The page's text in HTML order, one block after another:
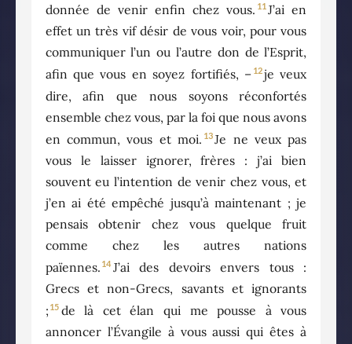
donnée de venir enfin chez vous. 11 J’ai en
effet un très vif désir de vous voir, pour vous
communiquer l’un ou l’autre don de l’Esprit,
afin que vous en soyez fortifiés, – 12je veux
dire, afin que nous soyons réconfortés
ensemble chez vous, par la foi que nous avons
en commun, vous et moi. 13Je ne veux pas
vous le laisser ignorer, frères : j’ai bien
souvent eu l’intention de venir chez vous, et
j’en ai été empêché jusqu’à maintenant ; je
pensais obtenir chez vous quelque fruit
comme chez les autres nations
païennes. 14 J’ai des devoirs envers tous :
Grecs et non-Grecs, savants et ignorants
; 15 de là cet élan qui me pousse à vous
annoncer l’Évangile à vous aussi qui êtes à